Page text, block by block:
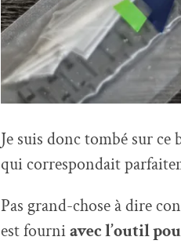
Je suis donc tombé sur ce
qui correspondait
Pas grand-chose à dire
est fourniavec l’outil